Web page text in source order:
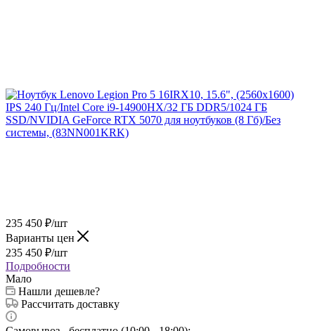
235 450 ₽/шт
Варианты цен
235 450 ₽/шт
Подробности
Мало
Нашли дешевле?
Рассчитать доставку